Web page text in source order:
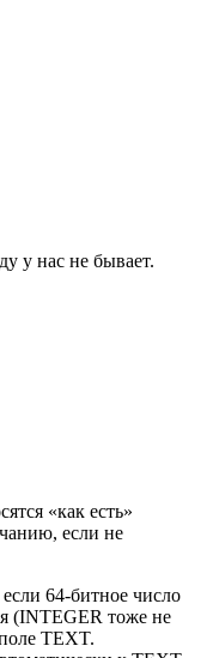
у нас не бывает.
«как есть»
если не
64-битное число
(INTEGER тоже не
TEXT.